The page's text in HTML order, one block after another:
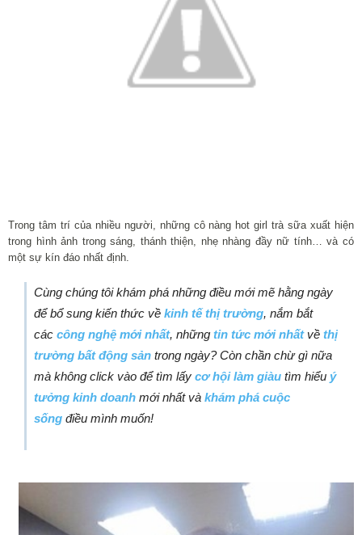
Trong tâm trí của nhiều người, những cô nàng hot girl trà sữa xuất hiện
trong hình ảnh trong sáng, thánh thiện, nhẹ nhàng đầy nữ tính… và có
một sự kín đáo nhất định.
Cùng chúng tôi khám phá những điều mới mẽ hằng ngày
để bổ sung kiến thức về kinh tế thị trường, nắm bắt
các công nghệ mới nhất, những tin tức mới nhất về thị
trường bất động sản trong ngày? Còn chần chừ gì nữa
mà không click vào để tìm lấy cơ hội làm giàu tìm hiểu ý
tưởng kinh doanh mới nhất và khám phá cuộc
sống điều mình muốn!